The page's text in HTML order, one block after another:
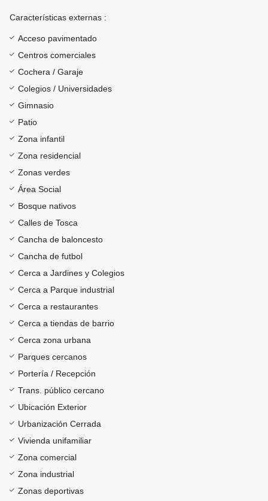
Características externas :
Acceso pavimentado
Centros comerciales
Cochera / Garaje
Colegios / Universidades
Gimnasio
Patio
Zona infantil
Zona residencial
Zonas verdes
Área Social
Bosque nativos
Calles de Tosca
Cancha de baloncesto
Cancha de futbol
Cerca a Jardines y Colegios
Cerca a Parque industrial
Cerca a restaurantes
Cerca a tiendas de barrio
Cerca zona urbana
Parques cercanos
Portería / Recepción
Trans. público cercano
Ubicación Exterior
Urbanización Cerrada
Vivienda unifamiliar
Zona comercial
Zona industrial
Zonas deportivas